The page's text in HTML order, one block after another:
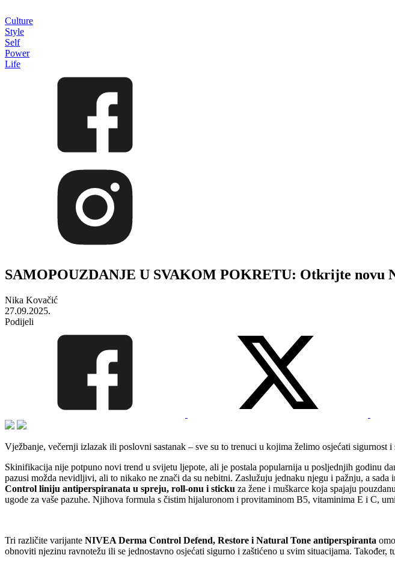
Culture
Style
Self
Power
Life
SAMOPOUZDANJE U SVAKOM POKRETU: Otkrijte novu
Nika Kovačić
27.09.2025.
Podijeli
Vježbanje, večernji izlazak ili poslovni sastanak – sve su to trenuci u kojima želimo osjećati sigurnost
Skinifikacija nije potpuno novi trend u svijetu ljepote, ali je postala popularnija u posljednjih godinu
pazusi možda nevidljivi, ali to nikako ne znači da su nebitni. Zaslužuju jednaku njegu i pažnju, a
Control liniju antiperspiranata u spreju, roll-onu i sticku za žene i muškarce koja spajaju pouzdanu
ugode za vaše pazuhe. Njihova formula s čistim hijaluronom i provitaminom B5, vitaminima E i C,
Tri različite varijante NIVEA Derma Control Defend, Restore i Natural Tone antiperspiranta
obnoviti njezinu ravnotežu ili se jednostavno osjećati sigurno i zaštićeno u svim situacijama. Također,